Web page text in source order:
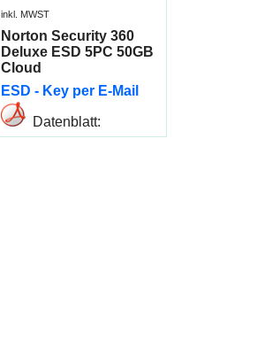
inkl. MWST
Norton Security 360
Deluxe ESD 5PC 50GB
Cloud
ESD - Key per E-Mail
Datenblatt: